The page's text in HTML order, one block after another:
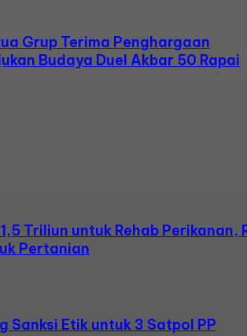
Grup Terima Penghargaan
Budaya Duel Akbar 50 Rapai
Triliun untuk Rehab Perikanan,
Pertanian
Sanksi Etik untuk 3 Satpol PP